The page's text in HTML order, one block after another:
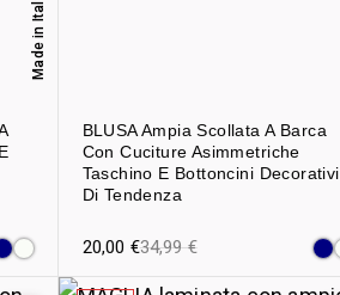
Made in Italy
BLUSA Ampia Scollata A Barca
Con Cuciture Asimmetriche
Taschino E Bottoncini Decorativi
Di Tendenza
34,99€
20,00 €